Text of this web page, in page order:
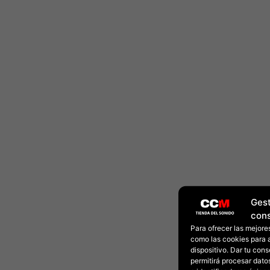
Para ofrecer las
como las cookies para
dispositivo. Dar tu
permitirá procesar